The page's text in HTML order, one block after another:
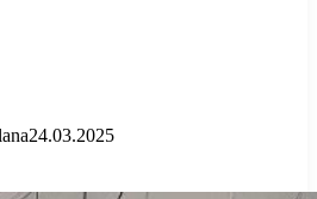
24.03.2025